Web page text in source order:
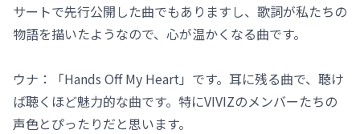
サートで先行公開した曲でもありますし、歌詞が私たちの
物語を描いたようなので、心が温かくなる曲です。
ウナ：「Hands Off My Heart」です。耳に残る曲で、聴け
ば聴くほど魅力的な曲です。特にVIVIZのメンバーたちの
声色とぴったりだと思います。